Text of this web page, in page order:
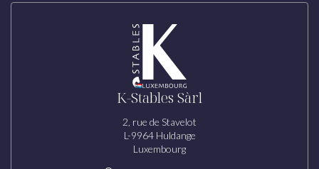
K-Stables Sàrl
2, rue de Stavelot
L-9964 Huldange
Luxembourg